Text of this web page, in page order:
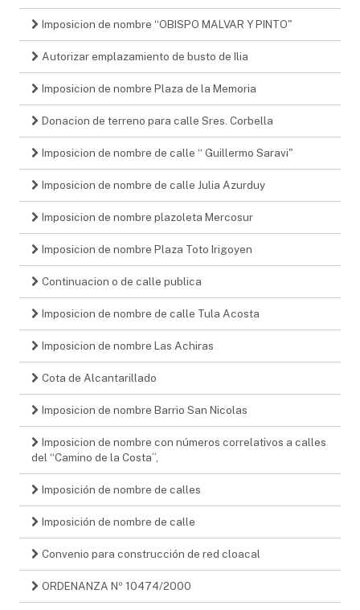
Imposicion de nombre “OBISPO MALVAR Y PINTO"
Autorizar emplazamiento de busto de Ilia
Imposicion de nombre Plaza de la Memoria
Donacion de terreno para calle Sres. Corbella
Imposicion de nombre de calle “ Guillermo Saravi"
Imposicion de nombre de calle Julia Azurduy
Imposicion de nombre plazoleta Mercosur
Imposicion de nombre Plaza Toto Irigoyen
Continuacion o de calle publica
Imposicion de nombre de calle Tula Acosta
Imposicion de nombre Las Achiras
Cota de Alcantarillado
Imposicion de nombre Barrio San Nicolas
Imposicion de nombre con números correlativos a calles
del “Camino de la Costa”,
Imposición de nombre de calles
Imposición de nombre de calle
Convenio para construcción de red cloacal
ORDENANZA Nº 10474/2000